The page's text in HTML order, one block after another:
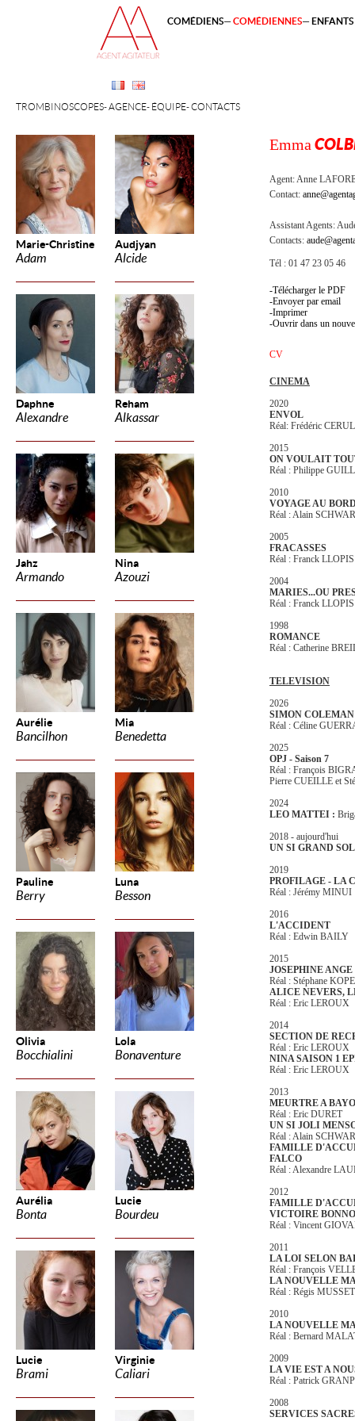
Marie-Christine
Adam
Audjyan
Alcide
Daphne
Alexandre
Reham
Alkassar
Jahz
Armando
Nina
Azouzi
Aurélie
Bancilhon
Mia
Benedetta
Pauline
Berry
Luna
Besson
Olivia
Bocchialini
Lola
Bonaventure
Aurélia
Bonta
Lucie
Bourdeu
Lucie
Brami
Virginie
Caliari
TROMBINOSCOPES AGENCE ÉQUIPE CONTACTS
COMÉDIENS COMÉDIENNES
Emma
Agent:Anne
Contact:
Assistant Agents:
Contacts:
Tél : 01 47 23 05 46
Télécharger le PDF
Envoyer par email
Imprimer
Ouvrir dans un
CV
CINEMA
2020
ENVOL
Réal: Frédéric
2015
ON VOULAIT
Réal : Philippe
2010
VOYAGE AU
Réal : Alain
2005
FRACASSES
Réal : Franck LLOPIS
2004
MARIES...OU
Réal : Franck LLOPIS
1998
ROMANCE
Réal : Catherine
TELEVISION
2026
SIMON
Réal : Céline
2025
OPJ - Saison 7
Réal : François
Pierre CUEILLE et
2024
LEO MATTEI :
2018 - aujourd'hui
UN SI GRAND
2019
PROFILAGE - LA
Réal : Jérémy MINUI
2016
L'ACCIDENT
Réal : Edwin BAILY
2015
JOSEPHINE
Réal : Stéphane
ALICE NEVERS,
Réal : Eric LEROUX
2014
SECTION DE
Réal : Eric LEROUX
NINA SAISON 1
Réal : Eric LEROUX
2013
MEURTRE A
Réal : Eric DURET
UN SI JOLI
Réal : Alain
FAMILLE
FALCO
Réal : Alexandre
2012
FAMILLE
VICTOIRE
Réal : Vincent
2011
LA LOI SELON
Réal : François
LA NOUVELLE
Réal : Régis MUSSET
2010
LA NOUVELLE
Réal : Bernard
2009
LA VIE EST A
Réal : Patrick
2008
SERVICES